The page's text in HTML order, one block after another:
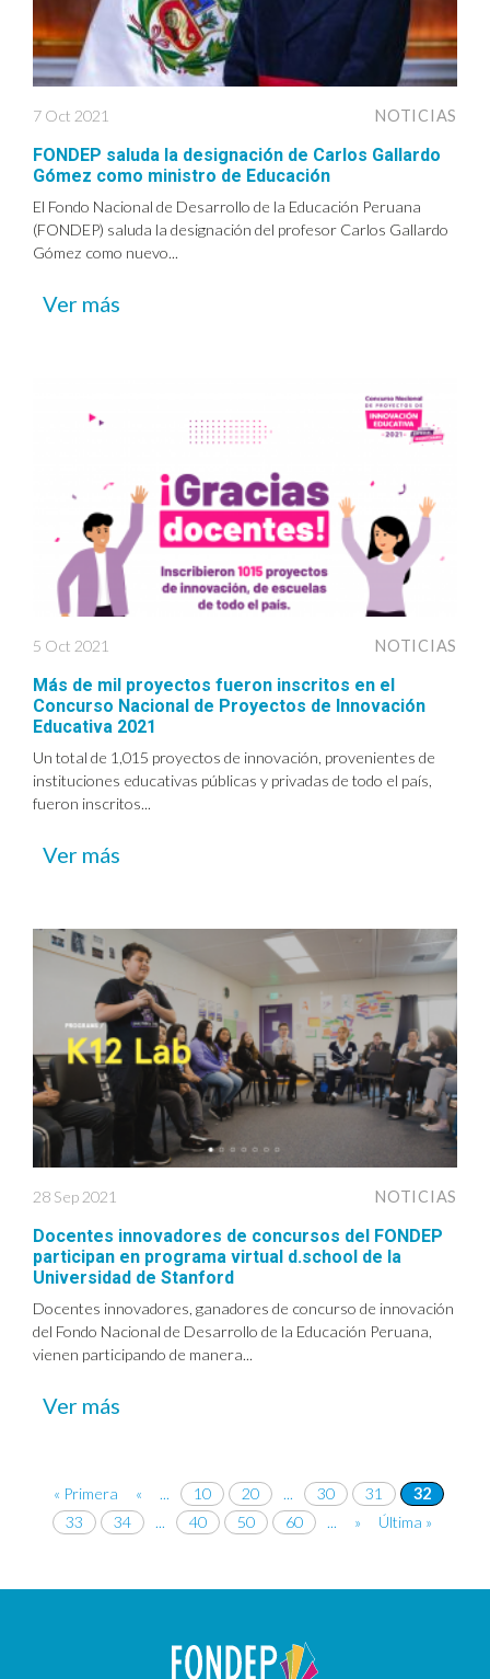
7 Oct 2021 NOTICIAS
FONDEP saluda la designación de Carlos Gallardo
Gómez como ministro de Educación
El Fondo Nacional de Desarrollo de la Educación Peruana
(FONDEP) saluda la designación del profesor Carlos Gallardo
Gómez como nuevo...
Ver más
5 Oct 2021 NOTICIAS
Más de mil proyectos fueron inscritos en el
Concurso Nacional de Proyectos de Innovación
Educativa 2021
Un total de 1,015 proyectos de innovación, provenientes de
instituciones educativas públicas y privadas de todo el país,
fueron inscritos...
Ver más
28 Sep 2021 NOTICIAS
Docentes innovadores de concursos del FONDEP
participan en programa virtual d.school de la
Universidad de Stanford
Docentes innovadores, ganadores de concurso de innovación
del Fondo Nacional de Desarrollo de la Educación Peruana,
vienen participando de manera...
Ver más
« Primera « ... 10 20 ... 30 31
32
33
34 ... 40 50 60 ... » Última »